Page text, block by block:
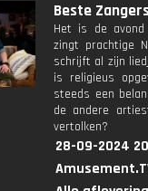
Beste
Het is de
zingt prachtige
schrijft al zijn
is religieus
steeds een
de andere
vertolken?
28-09-2024